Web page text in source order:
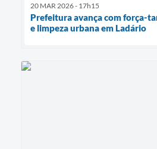
20 MAR 2026 - 17h15
Prefeitura avança com força-
e limpeza urbana em Ladário